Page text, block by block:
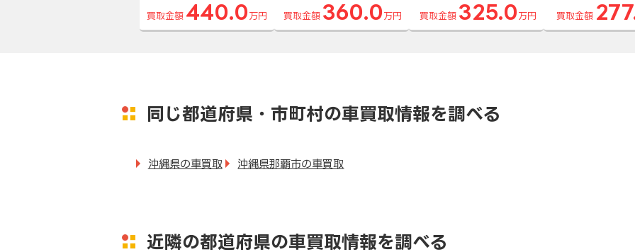
買取金額 440.0 万円 買取金額 360.0 万円 買取金額 325.0 万円 買取金額
同じ都道府県・市町村の車買取情報を調べる
沖縄県の車買取 沖縄県那覇市の車買取
近隣の都道府県の車買取情報を調べる